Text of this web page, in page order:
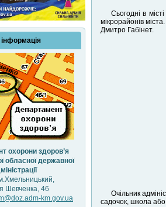
інформація
охорони здоров’я
обласної державної
Шевченка, 46
km.gov.ua
Сьогодні в
мікрорайонів
Дмитро Габінет.
Очільник
садочок, школа або